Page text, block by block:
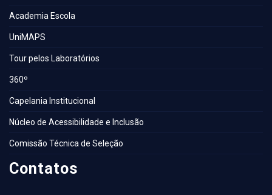
Academia Escola
UniMAPS
Tour pelos Laboratórios
360º
Capelania Institucional
Núcleo de Acessibilidade e Inclusão
Comissão Técnica de Seleção
Contatos